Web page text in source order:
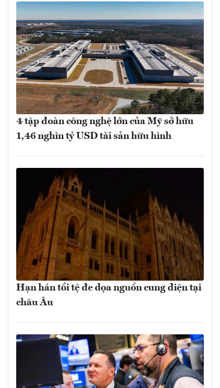
4 tập đoàn công nghệ lớn của Mỹ sở hữu
1,46 nghìn tỷ USD tài sản hữu hình
Hạn hán tồi tệ đe dọa nguồn cung điện tại
châu Âu